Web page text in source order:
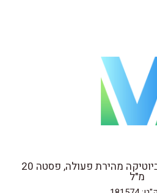
נוטרה-וט נוטרהביו פרוביוטיקה מהירת פעולה, פסטה 20
מ"ל